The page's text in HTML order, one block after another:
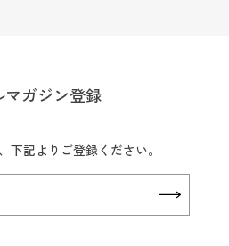
マガジン登録
下記よりご登録ください。